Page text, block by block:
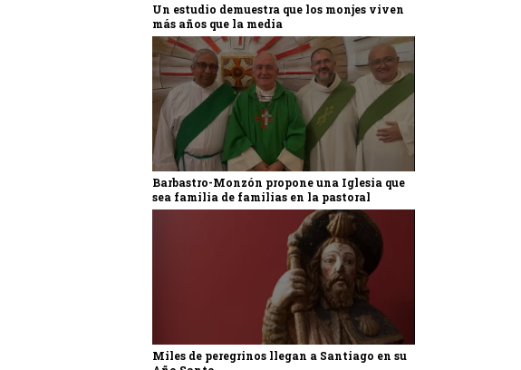
Un estudio demuestra que los monjes viven
más años que la media
Barbastro-Monzón propone una Iglesia que
sea familia de familias en la pastoral
Miles de peregrinos llegan a Santiago en su